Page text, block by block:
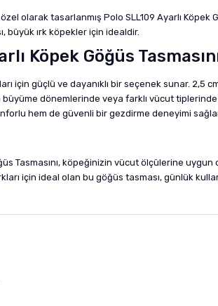
olarak tasarlanmış Polo SLL109 Ayarlı Köpek
büyük ırk köpekler için idealdir.
Köpek Göğüs
için güçlü ve dayanıklı bir seçenek sunar.
büyüme dönemlerinde veya farklı vücut
hem de güvenli bir gezdirme deneyimi
Tasmasını, köpeğinizin vücut ölçülerine
için ideal olan bu göğüs tasması, günlük